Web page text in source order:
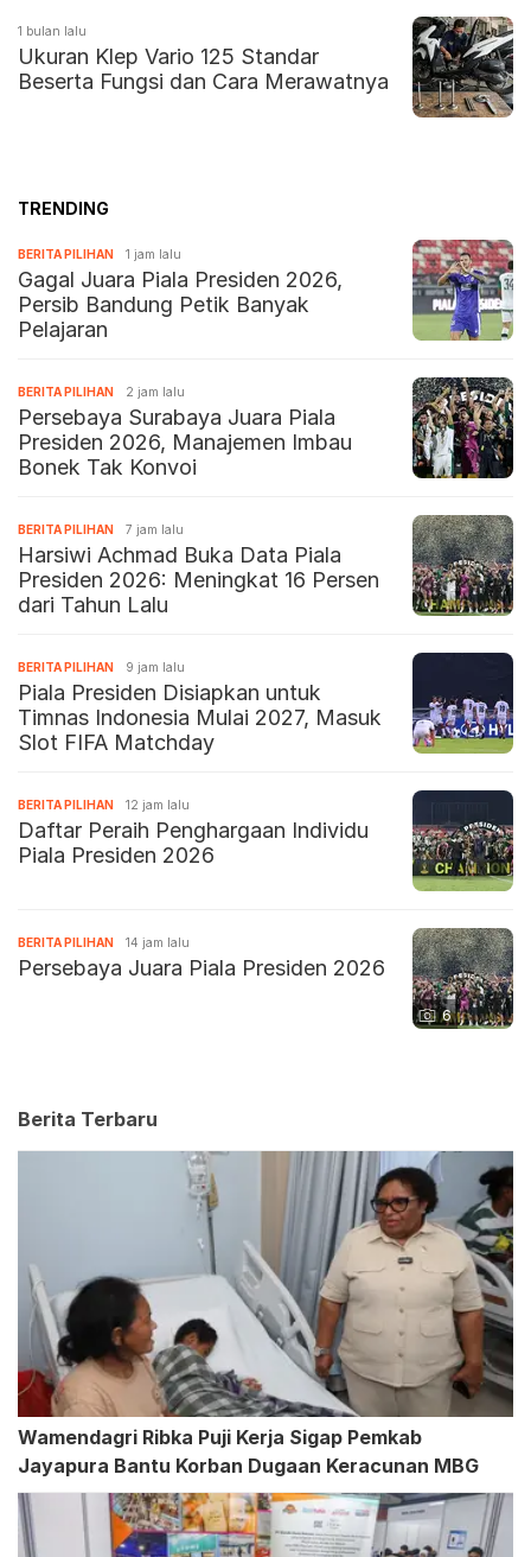
1 bulan lalu
Ukuran Klep Vario 125 Standar
Beserta Fungsi dan Cara Merawatnya
TRENDING
BERITA PILIHAN 1 jam lalu
Gagal Juara Piala Presiden 2026,
Persib Bandung Petik Banyak
Pelajaran
BERITA PILIHAN 2 jam lalu
Persebaya Surabaya Juara Piala
Presiden 2026, Manajemen Imbau
Bonek Tak Konvoi
BERITA PILIHAN 7 jam lalu
Harsiwi Achmad Buka Data Piala
Presiden 2026: Meningkat 16 Persen
dari Tahun Lalu
BERITA PILIHAN 9 jam lalu
Piala Presiden Disiapkan untuk
Timnas Indonesia Mulai 2027, Masuk
Slot FIFA Matchday
BERITA PILIHAN 12 jam lalu
Daftar Peraih Penghargaan Individu
Piala Presiden 2026
6
BERITA PILIHAN 14 jam lalu
Persebaya Juara Piala Presiden 2026
Berita Terbaru
Wamendagri Ribka Puji Kerja Sigap Pemkab
Jayapura Bantu Korban Dugaan Keracunan MBG